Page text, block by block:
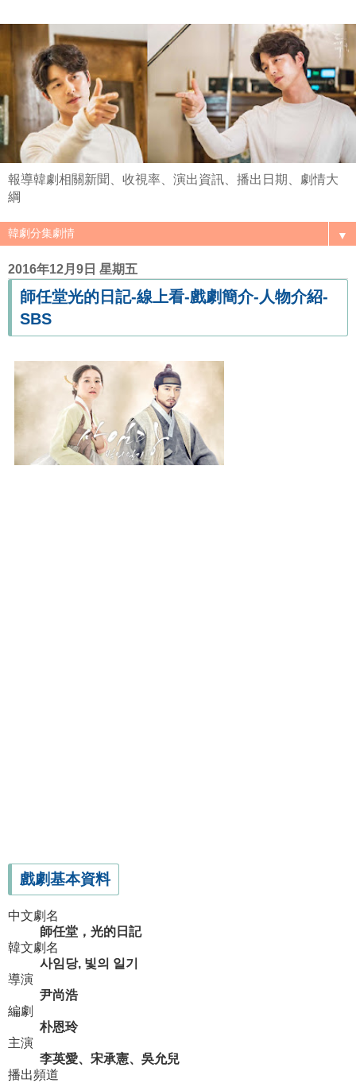
報導韓劇相關新聞、收視率、演出資訊、播出日期、劇情大
綱
▼
2016年12月9日 星期五
師任堂光的日記-線上看-戲劇簡介-人物介紹-
SBS
戲劇基本資料
中文劇名
師任堂，光的日記
韓文劇名
사임당, 빛의 일기
導演
尹尚浩
編劇
朴恩玲
主演
李英愛、宋承憲、吳允兒
播出頻道